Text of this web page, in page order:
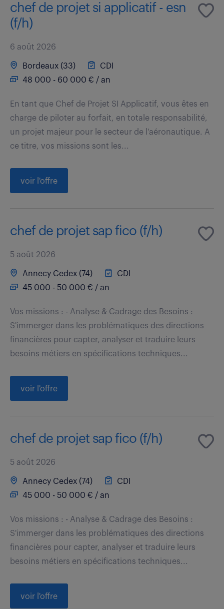
chef de projet si applicatif - esn
(f/h)
6 août 2026
Bordeaux (33)
CDI
48 000 - 60 000 € / an
En tant que Chef de Projet SI Applicatif, vous êtes en
charge de piloter au forfait, en totale responsabilité,
un projet majeur pour le secteur de l'aéronautique. A
ce titre, vos missions sont les...
voir l'offre
chef de projet sap fico (f/h)
5 août 2026
Annecy Cedex (74)
CDI
45 000 - 50 000 € / an
Vos missions : - Analyse & Cadrage des Besoins :
S'immerger dans les problématiques des directions
financières pour capter, analyser et traduire leurs
besoins métiers en spécifications techniques...
voir l'offre
chef de projet sap fico (f/h)
5 août 2026
Annecy Cedex (74)
CDI
45 000 - 50 000 € / an
Vos missions : - Analyse & Cadrage des Besoins :
S'immerger dans les problématiques des directions
financières pour capter, analyser et traduire leurs
besoins métiers en spécifications techniques...
voir l'offre